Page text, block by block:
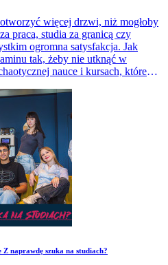
więcej drzwi, niż mogłoby
praca, studia za granicą czy
ogromna satysfakcja. Jak
tak, żeby nie utknąć w
nauce i kursach, które
i wybierz najlepsze rozwiązanie
naprawdę szuka na studiach?